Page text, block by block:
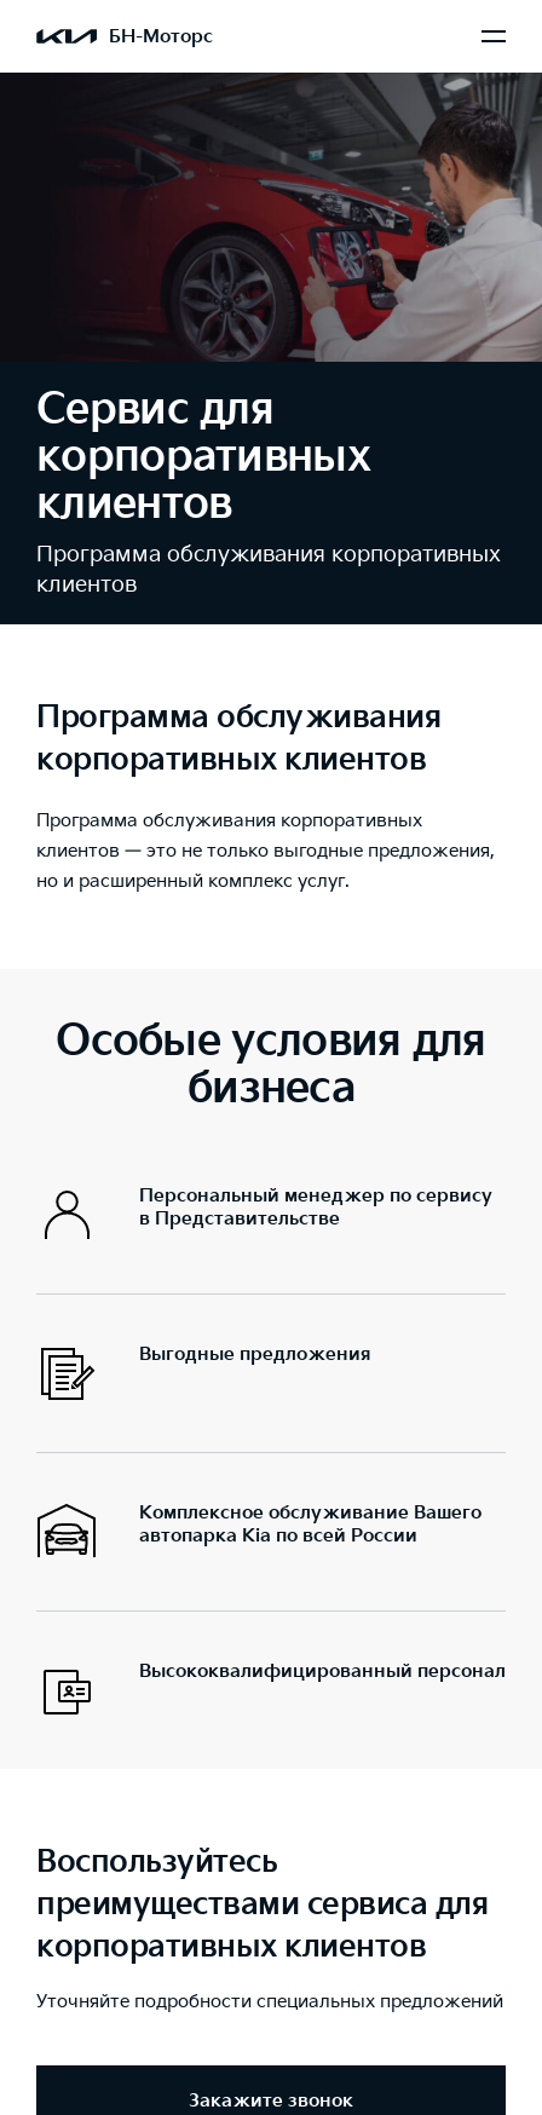
БН-Моторс
Сервис для
корпоративных
клиентов
Программа обслуживания корпоративных
клиентов
Программа обслуживания
корпоративных клиентов
Программа обслуживания корпоративных
клиентов — это не только выгодные предложения,
но и расширенный комплекс услуг.
Особые условия для
бизнеса
Персональный менеджер по сервису
в Представительстве
Выгодные предложения
Комплексное обслуживание Вашего
автопарка Kia по всей России
Высококвалифицированный персонал
Воспользуйтесь
преимуществами сервиса для
корпоративных клиентов
Уточняйте подробности специальных предложений
Закажите звонок